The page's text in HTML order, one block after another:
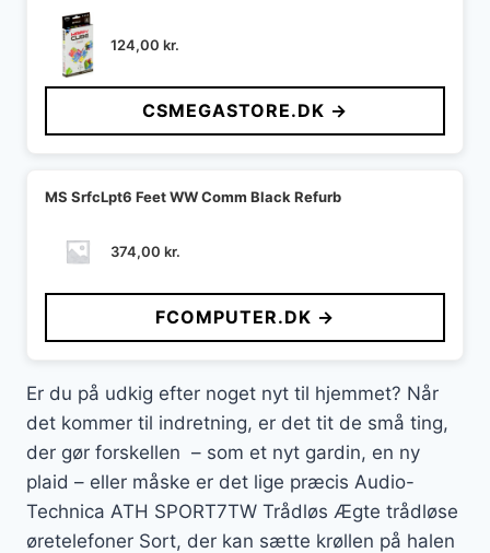
124,00 kr.
CSMEGASTORE.DK →
MS SrfcLpt6 Feet WW Comm Black Refurb
374,00 kr.
FCOMPUTER.DK →
Er du på udkig efter noget nyt til hjemmet? Når
det kommer til indretning, er det tit de små ting,
der gør forskellen – som et nyt gardin, en ny
plaid – eller måske er det lige præcis Audio-
Technica ATH SPORT7TW Trådløs Ægte trådløse
øretelefoner Sort, der kan sætte krøllen på halen